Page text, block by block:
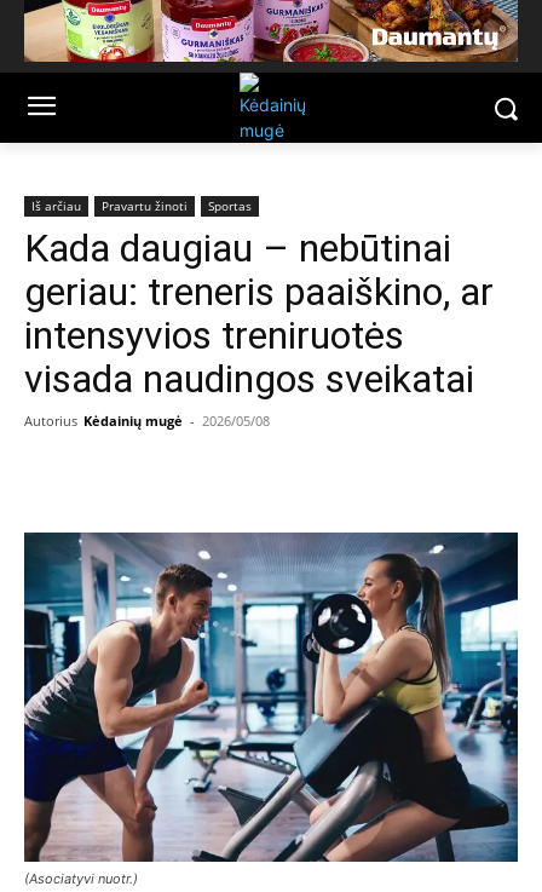
Iš arčiau Pravartu žinoti Sportas
Kada daugiau – nebūtinai
geriau: treneris paaiškino, ar
intensyvios treniruotės
visada naudingos sveikatai
Autorius Kėdainių mugė - 2026/05/08
(Asociatyvi nuotr.)